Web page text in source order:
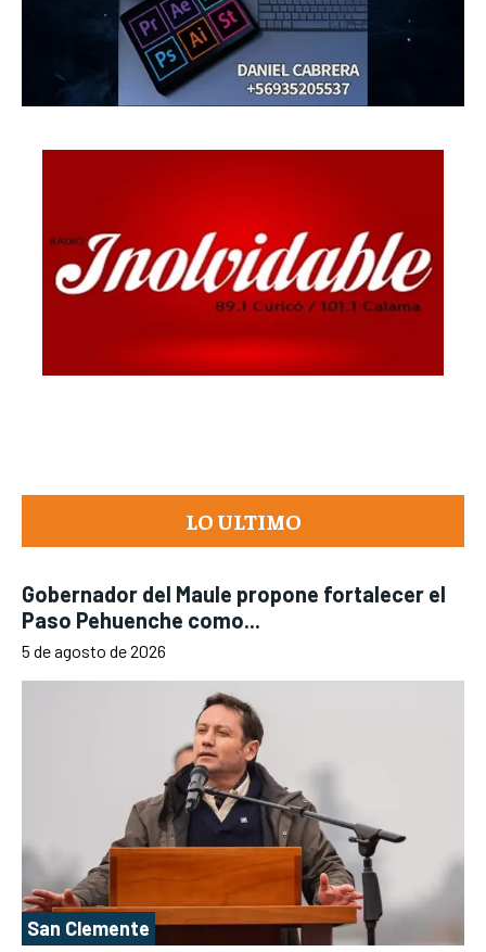
LO ULTIMO
Gobernador del Maule propone fortalecer el
Paso Pehuenche como...
5 de agosto de 2026
San Clemente